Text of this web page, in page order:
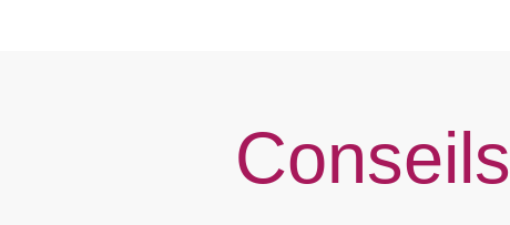
Conseils